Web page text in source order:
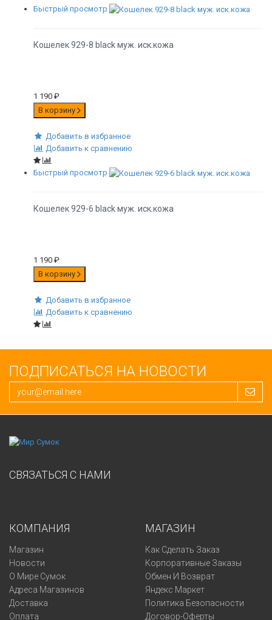
Быстрый просмотр
Кошелек 929-8 black муж. иск.кожа
1 190 ₽
В корзину
Добавить в избранное
Добавить к сравнению
Быстрый просмотр
Кошелек 929-6 black муж. иск.кожа
1 190 ₽
В корзину
Добавить в избранное
Добавить к сравнению
ПОДПИСАТЬСЯ НА НОВОСТИ
СВЯЗАТЬСЯ С НАМИ
КОМПАНИЯ
Магазин
Новости
О Мире Сумок
Адреса Магазинов
Доставка
Оплата
МАГАЗИН
Как Сделать Заказ
Корпоративные Заказы
Обмен И Возврат
Яндекс Маркет
Политика Безопасности
Договор-Оферты